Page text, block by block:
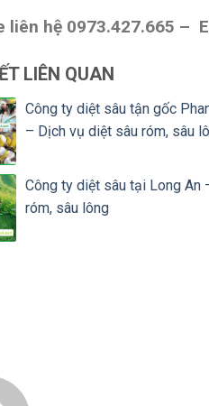
liên hệ 0973.427.665 –
LIÊN QUAN
Công ty diệt sâu tận gốc
– Dịch vụ diệt sâu róm, sâu
Công ty diệt sâu tại Long An
róm, sâu lông